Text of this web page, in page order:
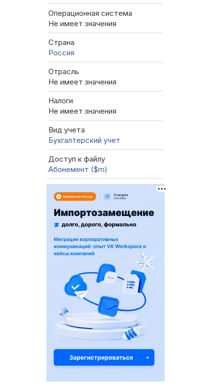
Операционная система
Не имеет значения
Страна
Россия
Отрасль
Не имеет значения
Налоги
Не имеет значения
Вид учета
Бухгалтерский учет
Доступ к файлу
Абонемент ($m)